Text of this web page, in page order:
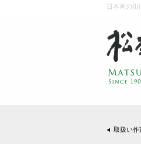
日本画の掛
取扱い作